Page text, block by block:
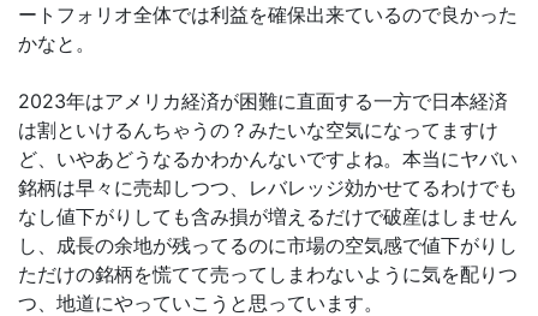
ートフォリオ全体では利益を確保出来ているので良かった
かなと。
2023年はアメリカ経済が困難に直面する一方で日本経済
は割といけるんちゃうの？みたいな空気になってますけ
ど、いやあどうなるかわかんないですよね。本当にヤバい
銘柄は早々に売却しつつ、レバレッジ効かせてるわけでも
なし値下がりしても含み損が増えるだけで破産はしません
し、成長の余地が残ってるのに市場の空気感で値下がりし
ただけの銘柄を慌てて売ってしまわないように気を配りつ
つ、地道にやっていこうと思っています。